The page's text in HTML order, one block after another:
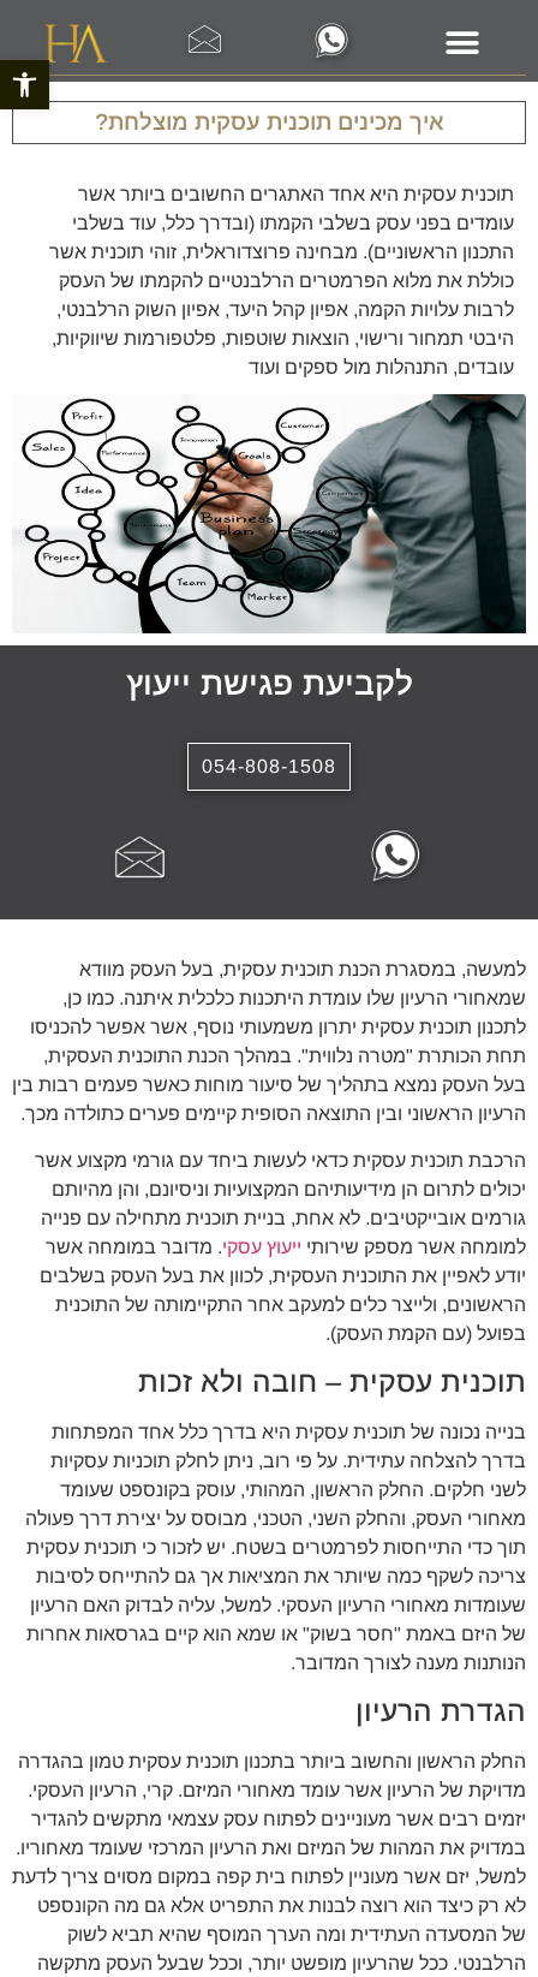
פתח
איך מכינים תוכנית עסקית מוצלחת?
תוכנית עסקית היא אחד האתגרים החשובים ביותר אשר
עומדים בפני עסק בשלבי הקמתו (ובדרך כלל, עוד בשלבי
התכנון הראשוניים). מבחינה פרוצדוראלית, זוהי תוכנית אשר
כוללת את מלוא הפרמטרים הרלבנטיים להקמתו של העסק
לרבות עלויות הקמה, אפיון קהל היעד, אפיון השוק הרלבנטי,
היבטי תמחור ורישוי, הוצאות שוטפות, פלטפורמות שיווקיות,
עובדים, התנהלות מול ספקים ועוד
לקביעת פגישת ייעוץ
054-808-1508
למעשה, במסגרת הכנת תוכנית עסקית, בעל העסק מוודא
שמאחורי הרעיון שלו עומדת היתכנות כלכלית איתנה. כמו כן,
לתכנון תוכנית עסקית יתרון משמעותי נוסף, אשר אפשר להכניסו
תחת הכותרת "מטרה נלווית". במהלך הכנת התוכנית העסקית,
בעל העסק נמצא בתהליך של סיעור מוחות כאשר פעמים רבות בין
הרעיון הראשוני ובין התוצאה הסופית קיימים פערים כתולדה מכך.
הרכבת תוכנית עסקית כדאי לעשות ביחד עם גורמי מקצוע אשר
יכולים לתרום הן מידיעותיהם המקצועיות וניסיונם, והן מהיותם
גורמים אובייקטיבים. לא אחת, בניית תוכנית מתחילה עם פנייה
למומחה אשר מספק שירותי ייעוץ עסקי. מדובר במומחה אשר
יודע לאפיין את התוכנית העסקית, לכוון את בעל העסק בשלבים
הראשונים, ולייצר כלים למעקב אחר התקיימותה של התוכנית
בפועל (עם הקמת העסק).
תוכנית עסקית – חובה ולא זכות
בנייה נכונה של תוכנית עסקית היא בדרך כלל אחד המפתחות
בדרך להצלחה עתידית. על פי רוב, ניתן לחלק תוכניות עסקיות
לשני חלקים. החלק הראשון, המהותי, עוסק בקונספט שעומד
מאחורי העסק, והחלק השני, הטכני, מבוסס על יצירת דרך פעולה
תוך כדי התייחסות לפרמטרים בשטח. יש לזכור כי תוכנית עסקית
צריכה לשקף כמה שיותר את המציאות אך גם להתייחס לסיבות
שעומדות מאחורי הרעיון העסקי. למשל, עליה לבדוק האם הרעיון
של היזם באמת "חסר בשוק" או שמא הוא קיים בגרסאות אחרות
הנותנות מענה לצורך המדובר.
הגדרת הרעיון
החלק הראשון והחשוב ביותר בתכנון תוכנית עסקית טמון בהגדרה
מדויקת של הרעיון אשר עומד מאחורי המיזם. קרי, הרעיון העסקי.
יזמים רבים אשר מעוניינים לפתוח עסק עצמאי מתקשים להגדיר
במדויק את המהות של המיזם ואת הרעיון המרכזי שעומד מאחוריו.
למשל, יזם אשר מעוניין לפתוח בית קפה במקום מסוים צריך לדעת
לא רק כיצד הוא רוצה לבנות את התפריט אלא גם מה הקונספט
של המסעדה העתידית ומה הערך המוסף שהיא תביא לשוק
הרלבנטי. ככל שהרעיון מופשט יותר, וככל שבעל העסק מתקשה